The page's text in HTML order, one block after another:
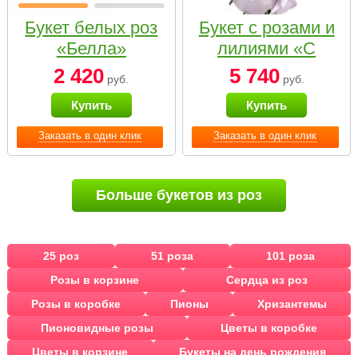
Заказать в один клик
Букет белых роз
«Белла»
2 420 руб.
Купить
Заказать в один клик
Букет с розами и
лилиями «С
наилучшими
пожеланиями»
5 740руб.
Купить
Больше букетов из роз
25 роз 51 роза
101 роза
Розы в корзине
Сердца из роз
Розы в коробке
Пионы
Хризантемы
Пионовидные розы
Цветы в коробке
Цветы в корзине
Букеты на день рождения